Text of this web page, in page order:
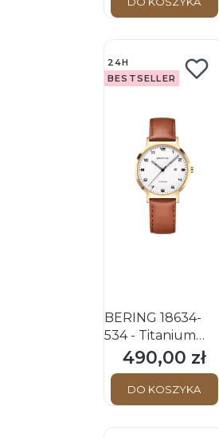
24H
BESTSELLER
BERING 18634-
534 - Titanium
Sapphire - Damski
- Zegarek
kwarcowy
Cena
490,00 zł
DO KOSZYKA